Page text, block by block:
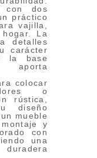
con dos
práctico
vajilla,
La
detalles
carácter
la base
aporta
colocar
o
rústica,
diseño
mueble
y
con
una